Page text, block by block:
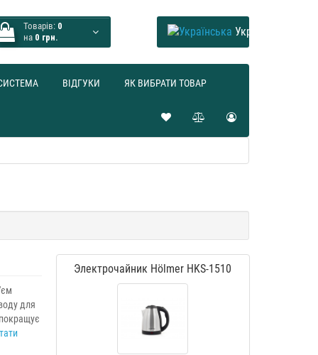
Товарів: 0
на 0 грн. Українська
ВІДГУКИ ЯК ВИБРАТИ ТОВАР
для
Электрочайник Hölmer HKS-1510